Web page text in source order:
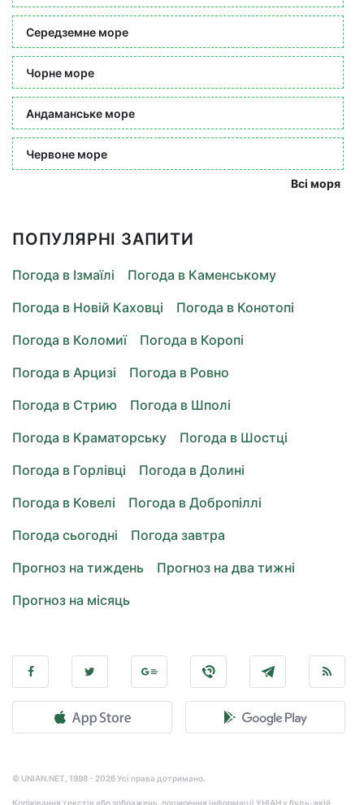
Середземне море
Чорне море
Андаманське море
Червоне море
Всі моря
ПОПУЛЯРНІ ЗАПИТИ
Погода в Ізмаїлі
Погода в Каменському
Погода в Новій Каховці
Погода в Конотопі
Погода в Коломиї
Погода в Коропі
Погода в Арцизі
Погода в Ровно
Погода в Стрию
Погода в Шполі
Погода в Краматорську
Погода в Шостці
Погода в Горлівці
Погода в Долині
Погода в Ковелі
Погода в Добропіллі
Погода сьогодні
Погода завтра
Прогноз на тиждень
Прогноз на два тижні
Прогноз на місяць
© UNIAN.NET, 1998 - 2026 Усі права дотримано.
Копіювання текстів або зображень, поширення інформації УНІАН у будь-якій